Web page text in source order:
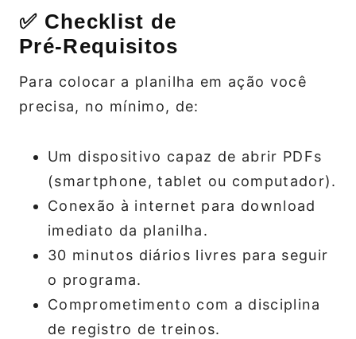
✅ Checklist de
Pré‑Requisitos
Para colocar a planilha em ação você
precisa, no mínimo, de:
Um dispositivo capaz de abrir PDFs
(smartphone, tablet ou computador).
Conexão à internet para download
imediato da planilha.
30 minutos diários livres para seguir
o programa.
Comprometimento com a disciplina
de registro de treinos.